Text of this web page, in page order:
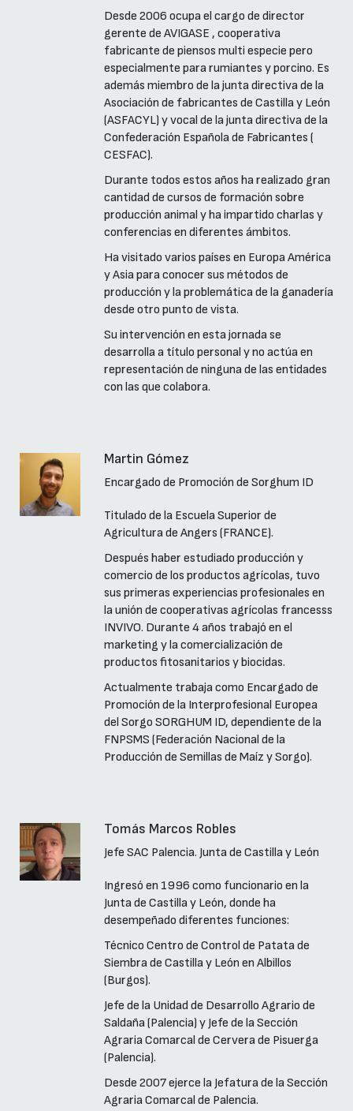
Desde 2006 ocupa el cargo de director
gerente de AVIGASE , cooperativa
fabricante de piensos multi especie pero
especialmente para rumiantes y porcino. Es
además miembro de la junta directiva de la
Asociación de fabricantes de Castilla y León
(ASFACYL) y vocal de la junta directiva de la
Confederación Española de Fabricantes (
CESFAC).
Durante todos estos años ha realizado gran
cantidad de cursos de formación sobre
producción animal y ha impartido charlas y
conferencias en diferentes ámbitos.
Ha visitado varios países en Europa América
y Asia para conocer sus métodos de
producción y la problemática de la ganadería
desde otro punto de vista.
Su intervención en esta jornada se
desarrolla a título personal y no actúa en
representación de ninguna de las entidades
con las que colabora.
Martin Gómez
Encargado de Promoción de Sorghum ID
Titulado de la Escuela Superior de
Agricultura de Angers (FRANCE).
Después haber estudiado producción y
comercio de los productos agrícolas, tuvo
sus primeras experiencias profesionales en
la unión de cooperativas agrícolas francesss
INVIVO. Durante 4 años trabajó en el
marketing y la comercialización de
productos fitosanitarios y biocidas.
Actualmente trabaja como Encargado de
Promoción de la Interprofesional Europea
del Sorgo SORGHUM ID, dependiente de la
FNPSMS (Federación Nacional de la
Producción de Semillas de Maíz y Sorgo).
Tomás Marcos Robles
Jefe SAC Palencia. Junta de Castilla y León
Ingresó en 1996 como funcionario en la
Junta de Castilla y León, donde ha
desempeñado diferentes funciones:
Técnico Centro de Control de Patata de
Siembra de Castilla y León en Albillos
(Burgos).
Jefe de la Unidad de Desarrollo Agrario de
Saldaña (Palencia) y Jefe de la Sección
Agraria Comarcal de Cervera de Pisuerga
(Palencia).
Desde 2007 ejerce la Jefatura de la Sección
Agraria Comarcal de Palencia.